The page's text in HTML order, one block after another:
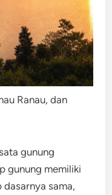
Ranau, dan
gunung
gunung memiliki
sama,